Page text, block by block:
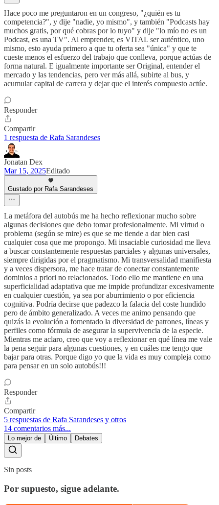
Hace poco me preguntaron en un congreso, "¿quién es tu
competencia?", y dije "nadie, yo mismo", y también "Podcasts hay
muchos gratis, por qué cobras por lo tuyo" y dije "lo mío no es un
Podcast, es una TV". Al emprender, es VITAL ser auténtico, uno
mismo, esto ayuda primero a que tu oferta sea "única" y que te
cueste menos el esfuerzo del trabajo que conlleva, porque actúas de
forma natural. E igualmente importante ser Original, entender el
mercado y las tendencias, pero ver más allá, subirte al bus, y
acumular capital de carrera y dejar que el interés compuesto actúe.
Responder
Compartir
1 respuesta de Rafa Sarandeses
Jonatan Dex
Mar 15, 2025Editado
Gustado por Rafa Sarandeses
La metáfora del autobús me ha hecho reflexionar mucho sobre
algunas decisiones que debo tomar profesionalmente. Mi virtud o
problema (según se mire) es que se me tiende a dar bien casi
cualquier cosa que me propongo. Mi insaciable curiosidad me lleva
a buscar constantemente respuestas parciales y algunas universales,
siempre dirigidas por el pragmatismo. Mi transversalidad manifiesta
y a veces dispersora, me hace tratar de conectar constantemente
dominios a priori no relacionados. Todo ello me mantiene en una
superficialidad adaptativa que me impide profundizar excesivamente
en cualquier cuestión, ya sea por aburrimiento o por eficiencia
cognitiva. Podría decirse que padezco la falacia del coste hundido
pero de ámbito generalizado. A veces me animo pensando que
quizás la evolución a fomentado la diversidad de patrones, líneas y
perfiles como fórmula de asegurar la supervivencia de la especie.
Mientras me aclaro, creo que voy a reflexionar en qué línea me vale
la pena seguir para algunas cuestiones, y en cuáles me tengo que
bajar para otras. Porque digo yo que la vida es muy compleja como
para pensar en un solo autobús!!!
Responder
Compartir
5 respuestas de Rafa Sarandeses y otros
14 comentarios más...
Lo mejor de Último Debates
Sin posts
Por supuesto, sigue adelante.